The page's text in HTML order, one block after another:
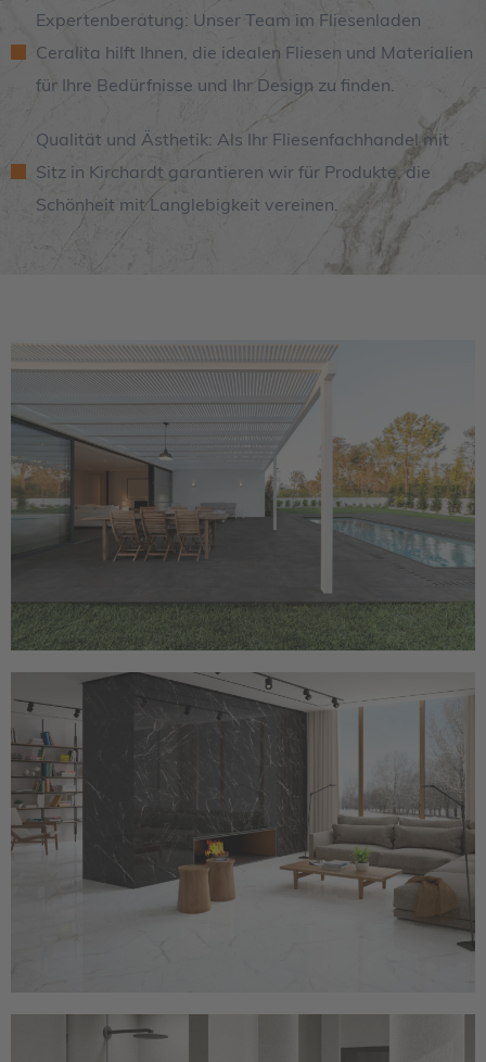
Expertenberatung: Unser Team im Fliesenladen
Ceralita hilft Ihnen, die idealen Fliesen und Materialien
für Ihre Bedürfnisse und Ihr Design zu finden.
Qualität und Ästhetik: Als Ihr Fliesenfachhandel mit
Sitz in Kirchardt garantieren wir für Produkte, die
Schönheit mit Langlebigkeit vereinen.